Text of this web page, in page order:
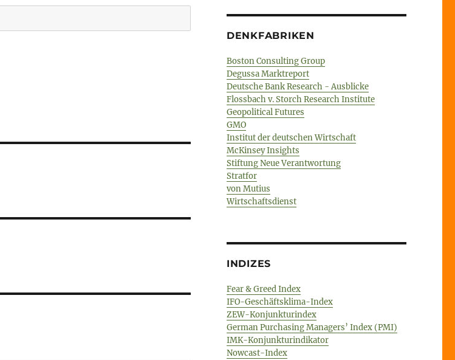
DENKFABRIKEN
Boston Consulting Group
Degussa Marktreport
Deutsche Bank Research - Ausblicke
Flossbach v. Storch Research Institute
Geopolitical Futures
GMO
Institut der deutschen Wirtschaft
McKinsey Insights
Stiftung Neue Verantwortung
Stratfor
von Mutius
Wirtschaftsdienst
INDIZES
Fear & Greed Index
IFO-Geschäftsklima-Index
ZEW-Konjunkturindex
German Purchasing Managers’ Index (PMI)
IMK-Konjunkturindikator
Nowcast-Index